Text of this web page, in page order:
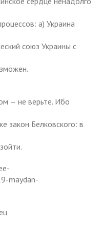
а) Украина
союз Украины с
— не верьте. Ибо
закон Белковского: в
maydan-